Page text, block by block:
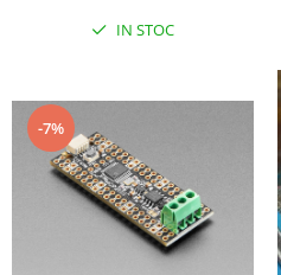
Convertor USB la serial
Datalogger
LCD
IN STOC
-7%